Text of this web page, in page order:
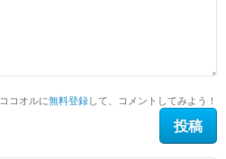
ココオルに無料登録して、コメントしてみよう！